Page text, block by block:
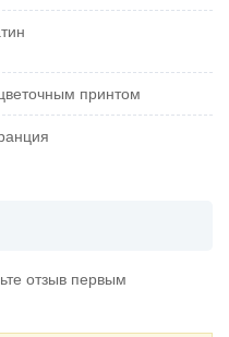
принтом
отзыв первым